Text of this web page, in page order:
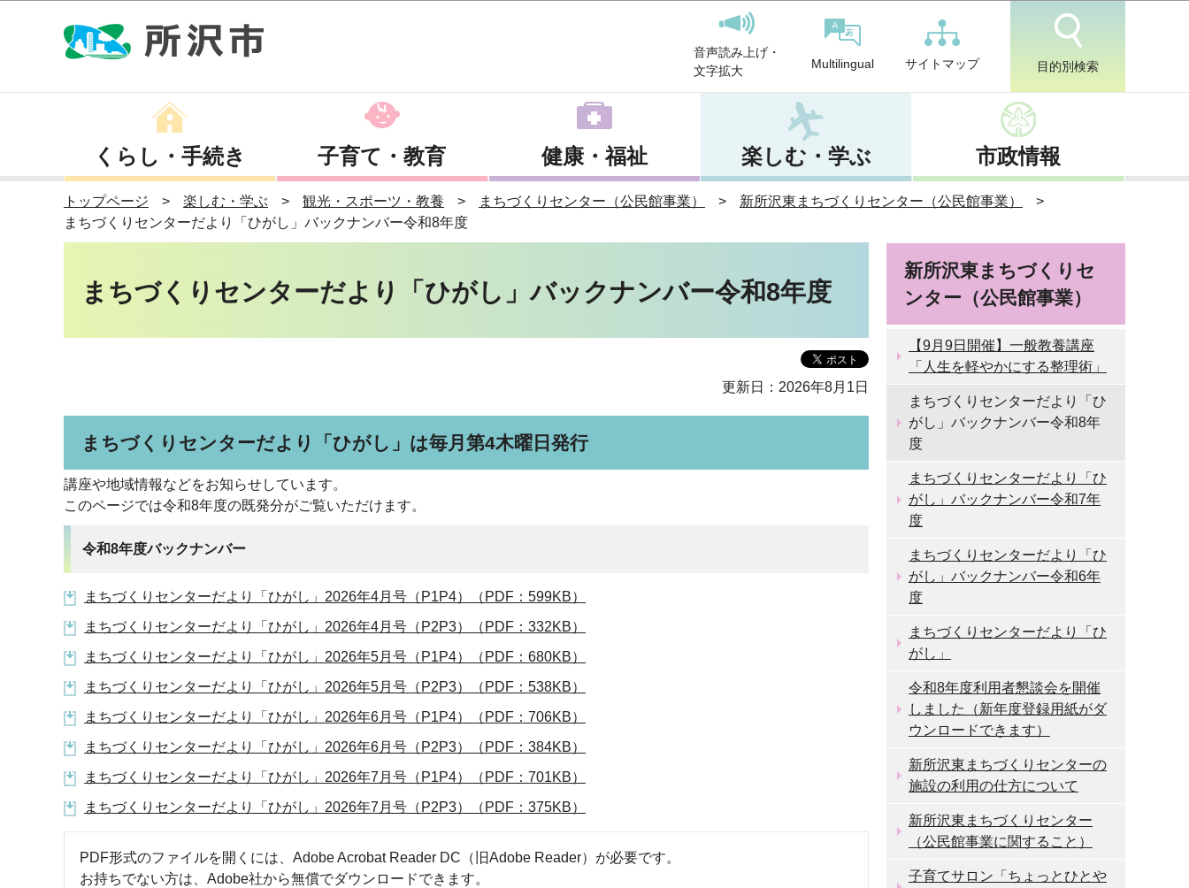
音声読み上げ・
文字拡大
Multilingual サイトマップ 目的別検索
くらし・手続き 子育て・教育 健康・福祉 楽しむ・学ぶ 市政情報
トップページ 楽しむ・学ぶ 観光・スポーツ・教養 まちづくりセンター（公民館事業）
新所沢東まちづくりセンター（公民館事業）
まちづくりセンターだより「ひがし」バックナンバー令和8年度
まちづくりセンターだより「ひがし」バックナンバー令和8年度
更新日：2026年8月1日
まちづくりセンターだより「ひがし」は毎月第4木曜日発行
講座や地域情報などをお知らせしています。
このページでは令和8年度の既発分がご覧いただけます。
令和8年度バックナンバー
まちづくりセンターだより「ひがし」2026年4月号（P1P4）（PDF：599KB）
まちづくりセンターだより「ひがし」2026年4月号（P2P3）（PDF：332KB）
まちづくりセンターだより「ひがし」2026年5月号（P1P4）（PDF：680KB）
まちづくりセンターだより「ひがし」2026年5月号（P2P3）（PDF：538KB）
まちづくりセンターだより「ひがし」2026年6月号（P1P4）（PDF：706KB）
まちづくりセンターだより「ひがし」2026年6月号（P2P3）（PDF：384KB）
まちづくりセンターだより「ひがし」2026年7月号（P1P4）（PDF：701KB）
まちづくりセンターだより「ひがし」2026年7月号（P2P3）（PDF：375KB）
PDF形式のファイルを開くには、Adobe Acrobat Reader DC（旧Adobe Reader）が必要です。
お持ちでない方は、Adobe社から無償でダウンロードできます。
新所沢東まちづくりセ
ンター（公民館事業）
【9月9日開催】一般教養講座
「人生を軽やかにする整理術」
まちづくりセンターだより「ひ
がし」バックナンバー令和8年
度
まちづくりセンターだより「ひ
がし」バックナンバー令和7年
度
まちづくりセンターだより「ひ
がし」バックナンバー令和6年
度
まちづくりセンターだより「ひ
がし」
令和8年度利用者懇談会を開催
しました（新年度登録用紙がダ
ウンロードできます）
新所沢東まちづくりセンターの
施設の利用の仕方について
新所沢東まちづくりセンター
（公民館事業に関すること）
子育てサロン「ちょっとひとや